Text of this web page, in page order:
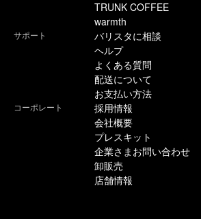
TRUNK COFFEE
warmth
サポート
バリスタに相談
ヘルプ
よくある質問
配送について
お支払い方法
コーポレート
採用情報
会社概要
プレスキット
企業さまお問い合わせ
卸販売
店舗情報